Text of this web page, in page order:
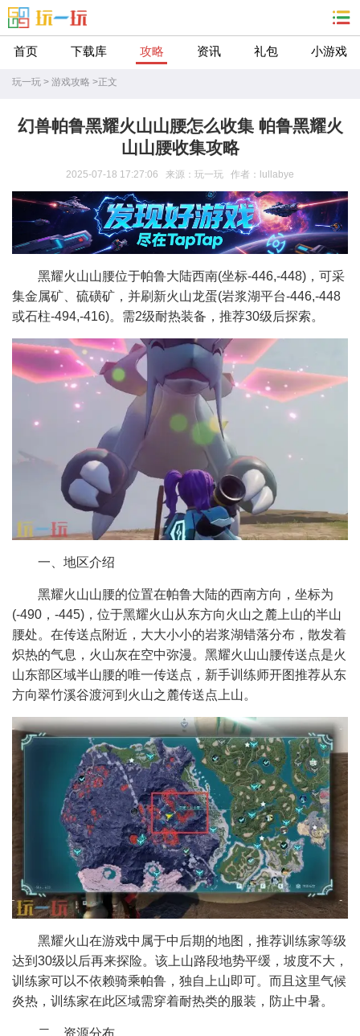
首页 下载库 攻略 资讯 礼包 小游戏
玩一玩 > 游戏攻略 >正文
幻兽帕鲁黑耀火山山腰怎么收集 帕鲁黑耀火
山山腰收集攻略
2025-07-18 17:27:06 来源：玩一玩 作者：lullabye
黑耀火山山腰位于帕鲁大陆西南(坐标-446,-448)，可采
集金属矿、硫磺矿，并刷新火山龙蛋(岩浆湖平台-446,-448
或石柱-494,-416)。需2级耐热装备，推荐30级后探索。
一、地区介绍
黑耀火山山腰的位置在帕鲁大陆的西南方向，坐标为
(-490，-445)，位于黑耀火山从东方向火山之麓上山的半山
腰处。在传送点附近，大大小小的岩浆湖错落分布，散发着
炽热的气息，火山灰在空中弥漫。黑耀火山山腰传送点是火
山东部区域半山腰的唯一传送点，新手训练师开图推荐从东
方向翠竹溪谷渡河到火山之麓传送点上山。
黑耀火山在游戏中属于中后期的地图，推荐训练家等级
达到30级以后再来探险。该上山路段地势平缓，坡度不大，
训练家可以不依赖骑乘帕鲁，独自上山即可。而且这里气候
炎热，训练家在此区域需穿着耐热类的服装，防止中暑。
二、资源分布